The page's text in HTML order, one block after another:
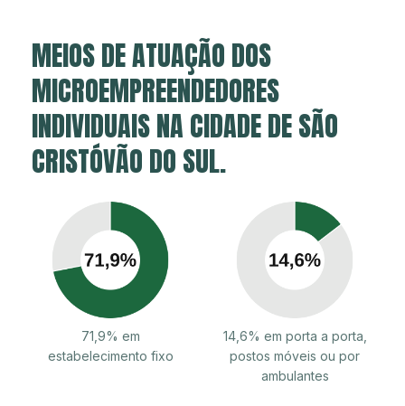
MEIOS DE ATUAÇÃO DOS
MICROEMPREENDEDORES
INDIVIDUAIS NA CIDADE DE SÃO
CRISTÓVÃO DO SUL.
71,9% em
estabelecimento fixo
14,6% em porta a porta,
postos móveis ou por
ambulantes